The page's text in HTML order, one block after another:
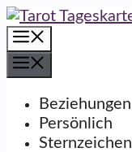
Zum
Inhalt
springen
Beziehungen
Persönlich
Sternzeichen